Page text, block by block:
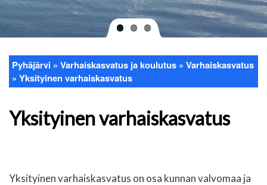
Murupolku
Pyhäjärvi Varhaiskasvatus ja koulutus
Varhaiskasvatus
Yksityinen varhaiskasvatus
Yksityinen varhaiskasvatus
Yksityinen varhaiskasvatus on osa kunnan valvomaa ja